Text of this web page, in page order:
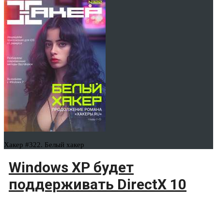
Хакер #322. Белый хакер
Windows XP будет
поддерживать DirectX 10